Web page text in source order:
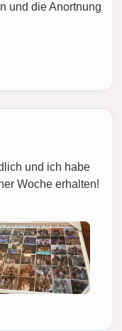
und die Anortnung
und ich habe
Woche erhalten!